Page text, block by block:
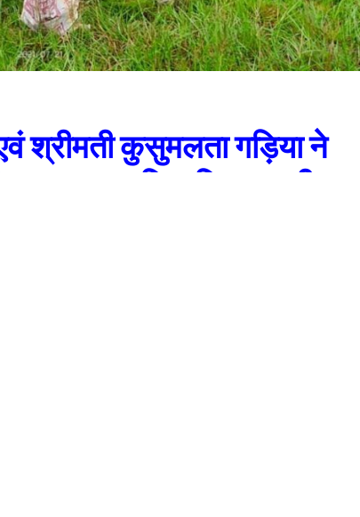
श्रीमती कुसुमलता गड़िया ने
प्राथमिक विद्यालय वीणा